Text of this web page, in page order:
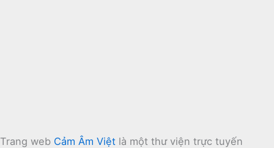
Trang web Cảm Âm Việt là một thư viện trực tuyến